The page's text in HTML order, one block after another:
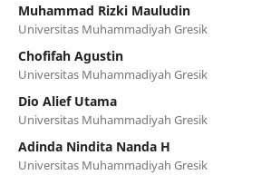
Muhammad Rizki Mauludin
Universitas Muhammadiyah Gresik
Chofifah Agustin
Universitas Muhammadiyah Gresik
Dio Alief Utama
Universitas Muhammadiyah Gresik
Adinda Nindita Nanda H
Universitas Muhammadiyah Gresik